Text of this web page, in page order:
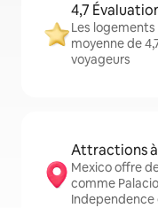
4,7
Les
moyenne de
voyageurs
Attractions
Mexico offre
comme